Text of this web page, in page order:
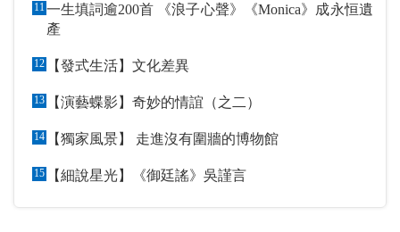
11一生填詞逾200首 《浪子心聲》《Monica》成永恒遺
產
12 【發式生活】文化差異
13 【演藝蝶影】奇妙的情誼（之二）
14 【獨家風景】 走進沒有圍牆的博物館
15 【細說星光】《御廷謠》吳謹言